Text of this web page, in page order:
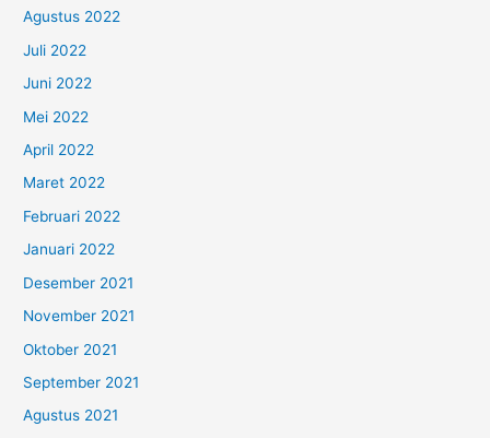
Agustus 2022
Juli 2022
Juni 2022
Mei 2022
April 2022
Maret 2022
Februari 2022
Januari 2022
Desember 2021
November 2021
Oktober 2021
September 2021
Agustus 2021